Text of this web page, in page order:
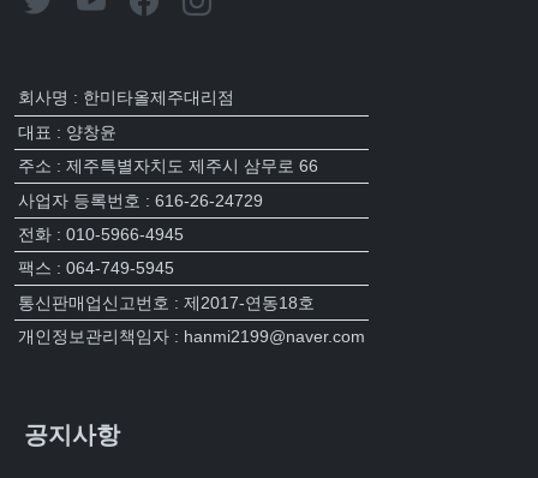
회사명 : 한미타올제주대리점
대표 : 양창윤
주소 : 제주특별자치도 제주시 삼무로 66
사업자 등록번호 : 616-26-24729
전화 : 010-5966-4945
팩스 : 064-749-5945
통신판매업신고번호 : 제2017-연동18호
개인정보관리책임자 : hanmi2199@naver.com
공지사항